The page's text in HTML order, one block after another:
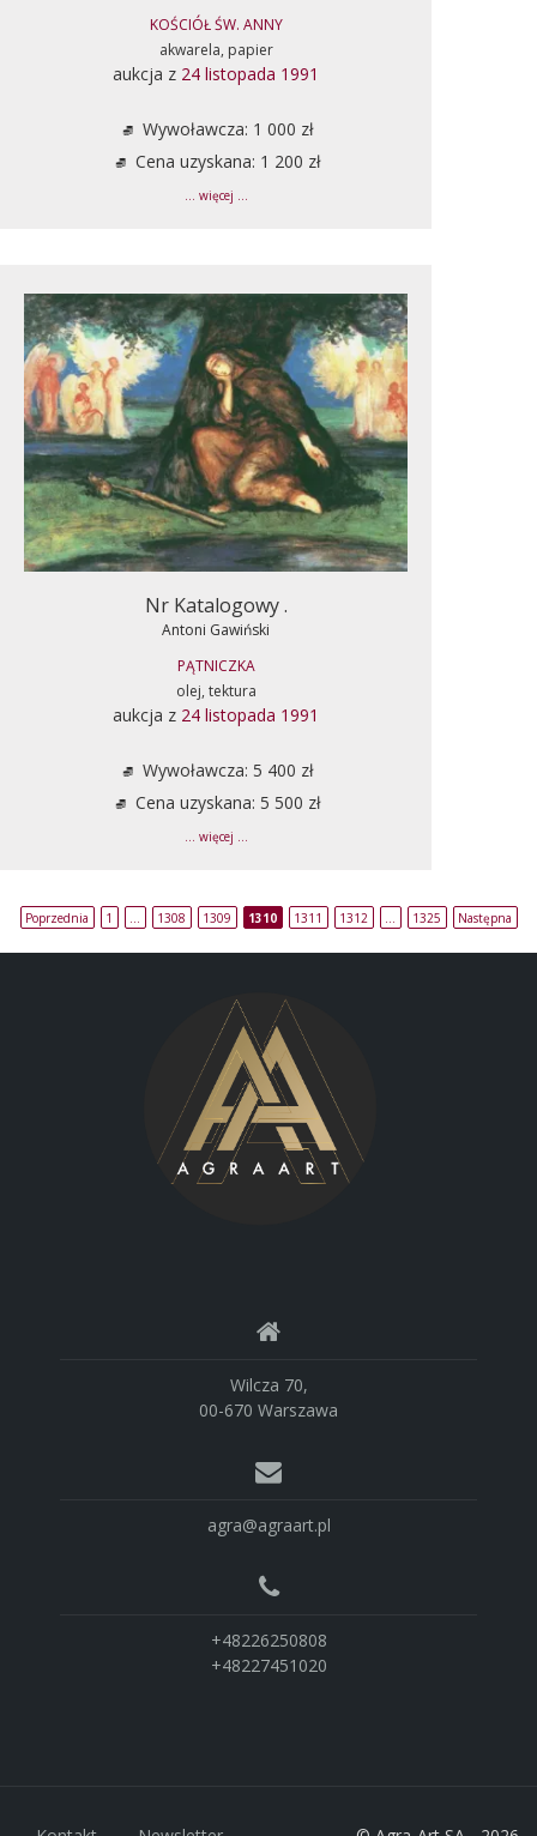
KOŚCIÓŁ ŚW. ANNY
akwarela, papier
aukcja z 24 listopada 1991
Wywoławcza: 1 000 zł
Cena uzyskana: 1 200 zł
... więcej ...
Nr Katalogowy .
Antoni Gawiński
PĄTNICZKA
olej, tektura
aukcja z 24 listopada 1991
Wywoławcza: 5 400 zł
Cena uzyskana: 5 500 zł
... więcej ...
Poprzednia 1 1308 1309 1310 1311 1312 1325 Następna
Wilcza 70,
00-670 Warszawa
agra@agraart.pl
+48226250808
+48227451020